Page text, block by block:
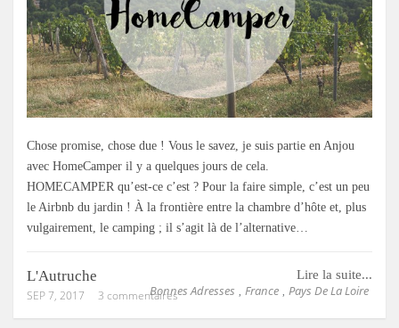
Chose promise, chose due ! Vous le savez, je suis partie en Anjou
avec HomeCamper il y a quelques jours de cela.
HOMECAMPER qu’est-ce c’est ? Pour la faire simple, c’est un peu
le Airbnb du jardin ! À la frontière entre la chambre d’hôte et, plus
vulgairement, le camping ; il s’agit là de l’alternative…
Lire la suite...
Bonnes Adresses France Pays De La Loire
L'Autruche
SEP 7, 2017 3 commentaires